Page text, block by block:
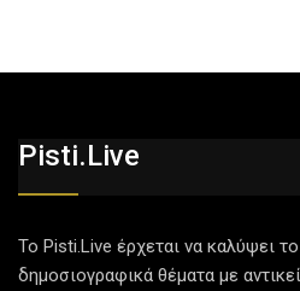
Pisti.live
Το Pisti.Live έρχεται να καλύψει
δημοσιογραφικά θέματα με